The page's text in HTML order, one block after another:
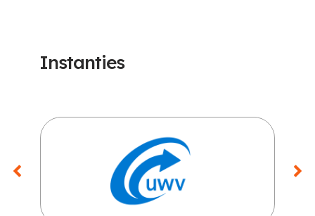
Instanties